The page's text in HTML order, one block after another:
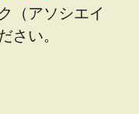
（アソシエイ
さい。